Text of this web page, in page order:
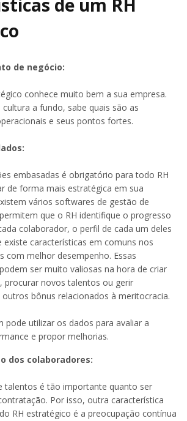
de negócio:
conhece muito bem a sua empresa.
cultura a fundo, sabe quais são as
e seus pontos fortes.
embasadas é obrigatório para todo RH
de forma mais estratégica em sua
vários softwares de gestão de
que o RH identifique o progresso
colaborador, o perfil de cada um deles
existe características em comuns nos
com melhor desempenho. Essas
ser muito valiosas na hora de criar
procurar novos talentos ou gerir
bônus relacionados à meritocracia.
pode utilizar os dados para avaliar a
e propor melhorias.
dos colaboradores:
talentos é tão importante quanto ser
Por isso, outra característica
RH estratégico é a preocupação contínua